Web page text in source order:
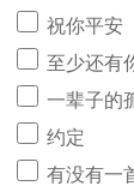
祝你平安
至少还有
一辈子的
约定
有没有一